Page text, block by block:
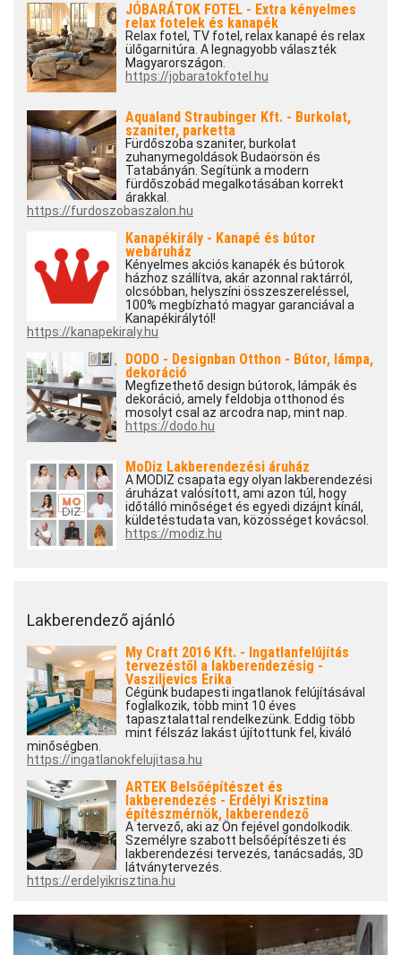
JÓBARÁTOK FOTEL - Extra kényelmes
relax fotelek és kanapék
Relax fotel, TV fotel, relax kanapé és relax
ülőgarnitúra. A legnagyobb választék
Magyarországon.
https://jobaratokfotel.hu
Aqualand Straubinger Kft. - Burkolat,
szaniter, parketta
Fürdőszoba szaniter, burkolat
zuhanymegoldások Budaörsön és
Tatabányán. Segítünk a modern
fürdőszobád megalkotásában korrekt
árakkal.
https://furdoszobaszalon.hu
Kanapékirály - Kanapé és bútor
webáruház
Kényelmes akciós kanapék és bútorok
házhoz szállítva, akár azonnal raktárról,
olcsóbban, helyszíni összeszereléssel,
100% megbízható magyar garanciával a
Kanapékirálytól!
https://kanapekiraly.hu
DODO - Designban Otthon - Bútor, lámpa,
dekoráció
Megfizethető design bútorok, lámpák és
dekoráció, amely feldobja otthonod és
mosolyt csal az arcodra nap, mint nap.
https://dodo.hu
MoDiz Lakberendezési áruház
A MODIZ csapata egy olyan lakberendezési
áruházat valósított, ami azon túl, hogy
időtálló minőséget és egyedi dizájnt kínál,
küldetéstudata van, közösséget kovácsol.
https://modiz.hu
Lakberendező ajánló
My Craft 2016 Kft. - Ingatlanfelújítás
tervezéstől a lakberendezésig -
Vasziljevics Erika
Cégünk budapesti ingatlanok felújításával
foglalkozik, több mint 10 éves
tapasztalattal rendelkezünk. Eddig több
mint félszáz lakást újítottunk fel, kiváló
minőségben.
https://ingatlanokfelujitasa.hu
ARTEK Belsőépítészet és
lakberendezés - Erdélyi Krisztina
építészmérnök, lakberendező
A tervező, aki az Ön fejével gondolkodik.
Személyre szabott belsőépítészeti és
lakberendezési tervezés, tanácsadás, 3D
látványtervezés.
https://erdelyikrisztina.hu